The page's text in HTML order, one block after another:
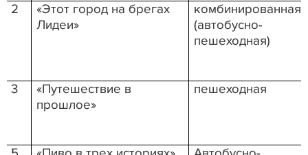
2
«Этот город на брегах
Лидеи»
комбинированная
(автобусно-
пешеходная)
3
«Путешествие в
прошлое»
пешеходная